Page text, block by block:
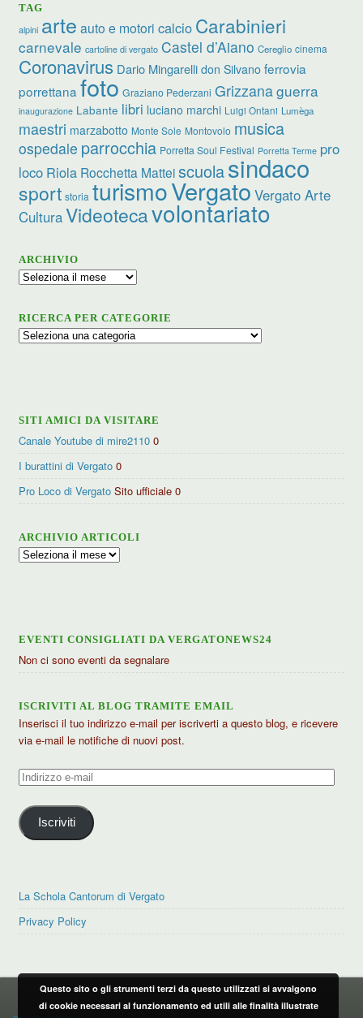
TAG
alpini arte auto e motori calcio Carabinieri
carnevale cartoline di vergato Castel d’Aiano Cereglio cinema
Coronavirus Dario Mingarelli don Silvano ferrovia
porrettana foto Graziano Pederzani Grizzanaguerra
inaugurazione Labante libri luciano marchi Luigi Ontani Lumèga
maestri marzabotto Monte Sole Montovolo musica
ospedale parrocchia Porretta Soul Festival Porretta Terme pro
loco Riola Rocchetta Matteiscuolasindaco
sport storia turismoVergato Vergato Arte
CulturaVideotecavolontariato
ARCHIVIO
Archivio
RICERCA PER CATEGORIE
Ricerca
SITI AMICI DA VISITARE
Canale Youtube di mire2110 0
I burattini di Vergato 0
Pro Loco di Vergato Sito ufficiale 0
ARCHIVIO ARTICOLI
Archivio
EVENTI CONSIGLIATI DA VERGATONEWS24
Non ci sono eventi da segnalare
ISCRIVITI AL BLOG TRAMITE EMAIL
Inserisci il tuo indirizzo e-mail per iscriverti a questo blog, e ricevere
via e-mail le notifiche di nuovi post.
Indirizzo
mail
Iscriviti
La Schola Cantorum di Vergato
Privacy Policy
PRIVACY POLICY
Questo sito o gli strumenti terzi da questo utilizzati si avvalgono
di cookie necessari al funzionamento ed utili alle finalità illustrate